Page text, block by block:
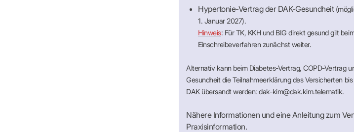
Hypertonie-Vertrag der DAK-Gesundheit
1. Januar 2027).
Hinweis: Für TK, KKH und BIG direkt gesund gilt
Einschreibeverfahren zunächst weiter.
Alternativ kann beim Diabetes-Vertrag, COPD-Vertrag
Gesundheit die Teilnahmeerklärung des Versicherten
DAK übersandt werden: dak-kim@dak.kim.telematik.
Nähere Informationen und eine Anleitung zum
Praxisinformation.